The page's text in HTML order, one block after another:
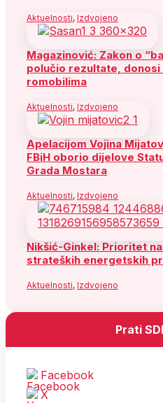
Aktuelnosti, Izdvojeno
Magazinović: Zakon o
polučio rezultate, donosi
romobilima
Aktuelnosti, Izdvojeno
Apelacijom Vojina
FBiH oborio dijelove
Grada Mostara
Aktuelnosti, Izdvojeno
Nikšić-Ginkel: Prioritet
strateških energetskih
Aktuelnosti, Izdvojeno
Prati
Facebook
X